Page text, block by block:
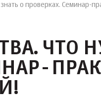
о проверках. Семинар-
ЧТО